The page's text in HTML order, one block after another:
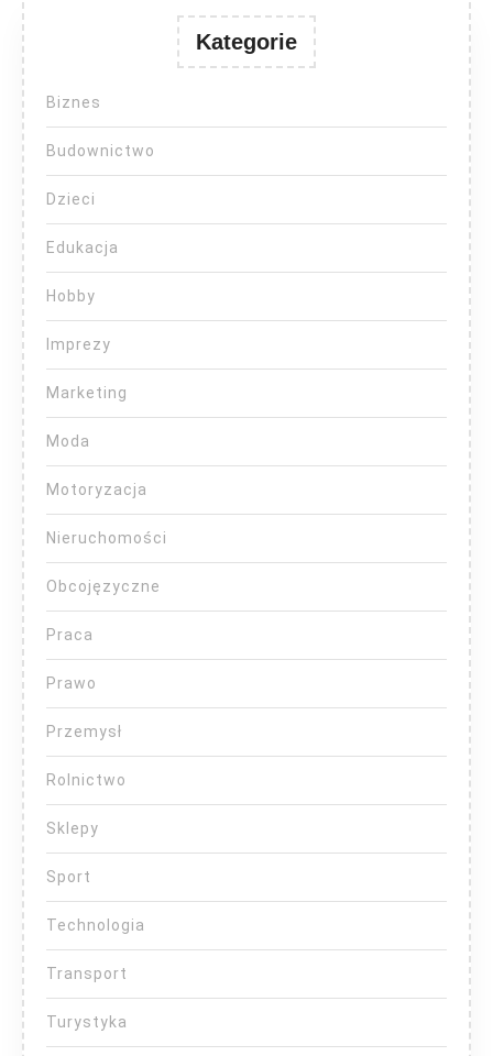
Kategorie
Biznes
Budownictwo
Dzieci
Edukacja
Hobby
Imprezy
Marketing
Moda
Motoryzacja
Nieruchomości
Obcojęzyczne
Praca
Prawo
Przemysł
Rolnictwo
Sklepy
Sport
Technologia
Transport
Turystyka